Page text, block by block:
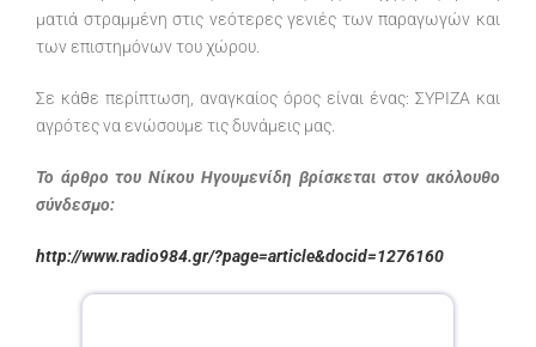
ματιά στραμμένη στις νεότερες γενιές των παραγωγών και
των επιστημόνων του χώρου.
Σε κάθε περίπτωση, αναγκαίος όρος είναι ένας: ΣΥΡΙΖΑ και
αγρότες να ενώσουμε τις δυνάμεις μας.
Το άρθρο του Νίκου Ηγουμενίδη βρίσκεται στον ακόλουθο
σύνδεσμο:
http://www.radio984.gr/?page=article&docid=1276160